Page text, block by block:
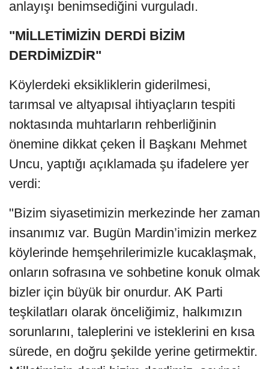
anlayışı benimsediğini vurguladı.
"MİLLETİMİZİN DERDİ BİZİM
DERDİMİZDİR"
Köylerdeki eksikliklerin giderilmesi,
tarımsal ve altyapısal ihtiyaçların tespiti
noktasında muhtarların rehberliğinin
önemine dikkat çeken İl Başkanı Mehmet
Uncu, yaptığı açıklamada şu ifadelere yer
verdi:
"Bizim siyasetimizin merkezinde her zaman
insanımız var. Bugün Mardin’imizin merkez
köylerinde hemşehrilerimizle kucaklaşmak,
onların sofrasına ve sohbetine konuk olmak
bizler için büyük bir onurdur. AK Parti
teşkilatları olarak önceliğimiz, halkımızın
sorunlarını, taleplerini ve isteklerini en kısa
sürede, en doğru şekilde yerine getirmektir.